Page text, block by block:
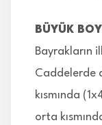
BÜYÜK
Bayrakların
Caddelerde
kısmında
orta